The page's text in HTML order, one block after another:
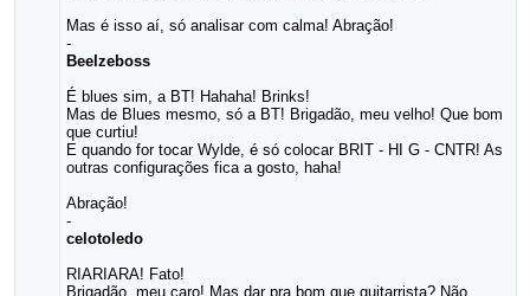
Mas é isso aí, só analisar com calma! Abração!
-
Beelzeboss
É blues sim, a BT! Hahaha! Brinks!
Mas de Blues mesmo, só a BT! Brigadão, meu velho! Que bom
que curtiu!
E quando for tocar Wylde, é só colocar BRIT - HI G - CNTR! As
outras configurações fica a gosto, haha!
Abração!
-
celotoledo
RIARIARA! Fato!
Brigadão, meu caro! Mas dar pra bom que guitarrista? Não